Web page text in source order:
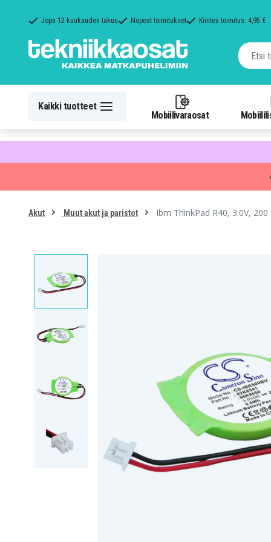
Jopa 12 kuukauden takuu Nopeat toimitukset Kiinteä toimitus: 4,95 €
Kaikki tuotteet
Mobiilivaraosat
Akut Muut akut ja paristot Ibm ThinkPad R40, 3.0V, 200